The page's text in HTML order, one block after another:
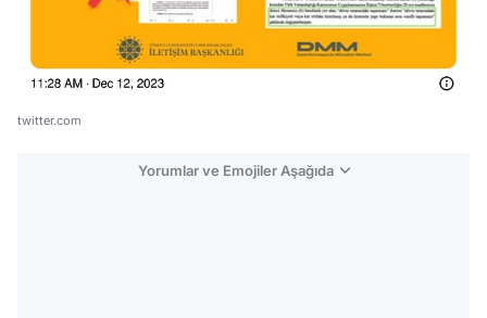
twitter.com
Yorumlar ve Emojiler Aşağıda